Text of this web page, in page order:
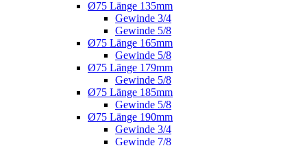
Ø75 Länge 135mm
Gewinde 3/4
Gewinde 5/8
Ø75 Länge 165mm
Gewinde 5/8
Ø75 Länge 179mm
Gewinde 5/8
Ø75 Länge 185mm
Gewinde 5/8
Ø75 Länge 190mm
Gewinde 3/4
Gewinde 7/8